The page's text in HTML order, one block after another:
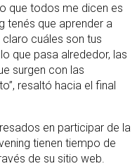
que todos me dicen es
tenés que aprender a
cuáles son tus
que pasa alrededor, las
surgen con las
resaltó hacia el final
en participar de la
tienen tiempo de
de su sitio web.